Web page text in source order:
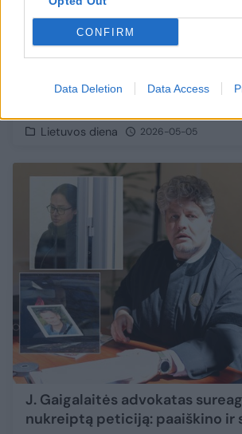
CONFIRM
Data Deletion Data Access
Po M. Sadausko nužudymo –
Lietuvos diena 2026-05-05
J. Gaigalaitės advokatas
nukreiptą peticiją: paaiškino ir